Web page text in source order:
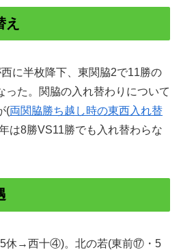
え
に半枚降下、東関脇2で11勝の
った。関脇の入れ替わりについて
(両関脇勝ち越し時の東西入れ替
は8勝VS11勝でも入れ替わらな
休→西十④)。北の若(東前⑰・5